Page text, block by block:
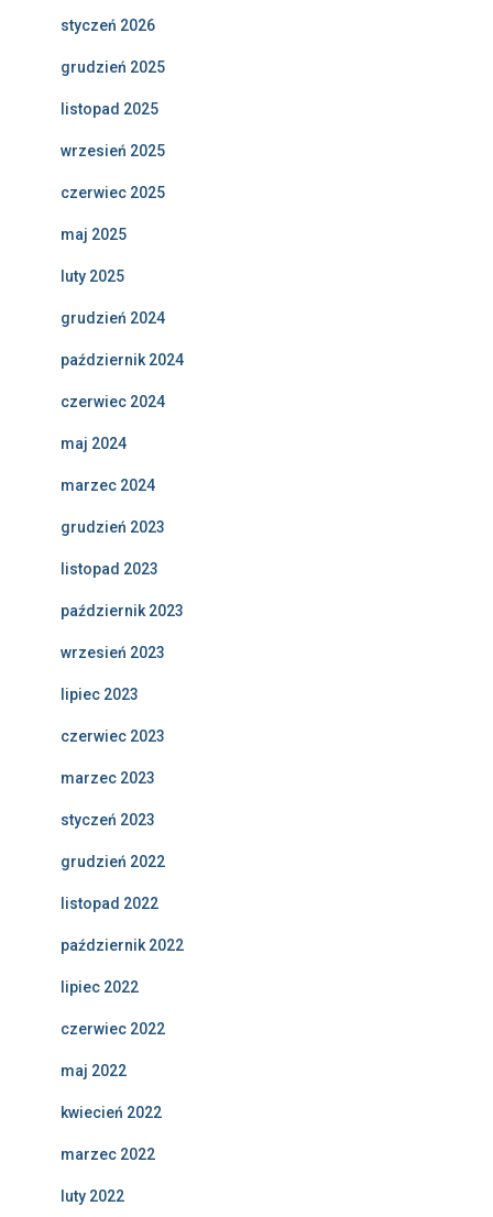
styczeń 2026
grudzień 2025
listopad 2025
wrzesień 2025
czerwiec 2025
maj 2025
luty 2025
grudzień 2024
październik 2024
czerwiec 2024
maj 2024
marzec 2024
grudzień 2023
listopad 2023
październik 2023
wrzesień 2023
lipiec 2023
czerwiec 2023
marzec 2023
styczeń 2023
grudzień 2022
listopad 2022
październik 2022
lipiec 2022
czerwiec 2022
maj 2022
kwiecień 2022
marzec 2022
luty 2022